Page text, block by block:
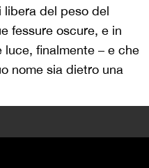
libera del peso del
fessure oscure, e in
finalmente – e che
nome sia dietro una